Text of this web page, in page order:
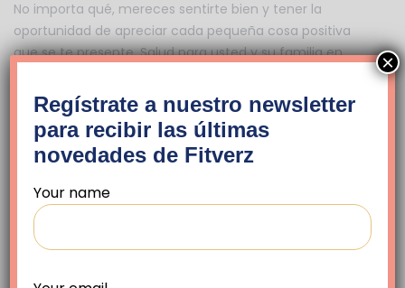
No importa qué, mereces sentirte bien y tener la
oportunidad de apreciar cada pequeña cosa positiva
que se te presente. Salud para usted y su familia en
Contáctanos para más detalles
Nombre completo (requerido)
Regístrate a nuestro newsletter
para recibir las últimas
novedades de Fitverz
Your name
×